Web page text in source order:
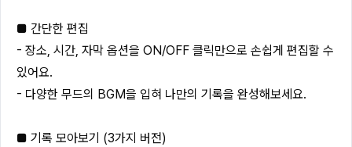
■ 간단한 편집
- 장소, 시간, 자막 옵션을 ON/OFF 클릭만으로 손쉽게 편집할 수
있어요.
- 다양한 무드의 BGM을 입혀 나만의 기록을 완성해보세요.
■ 기록 모아보기 (3가지 버전)